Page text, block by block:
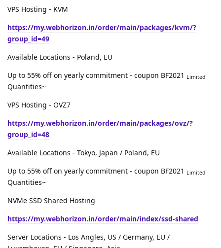
VPS Hosting - KVM
https://my.webhorizon.in/order/main/packages/kvm/?
group_id=49
Available Locations - Poland, EU
Up to 55% off on yearly commitment - coupon BF2021 Limited
Quantities~
VPS Hosting - OVZ7
https://my.webhorizon.in/order/main/packages/ovz/?
group_id=48
Available Locations - Tokyo, Japan / Poland, EU
Up to 55% off on yearly commitment - coupon BF2021 Limited
Quantities~
NVMe SSD Shared Hosting
https://my.webhorizon.in/order/main/index/ssd-shared
Server Locations - Los Angles, US / Germany, EU /